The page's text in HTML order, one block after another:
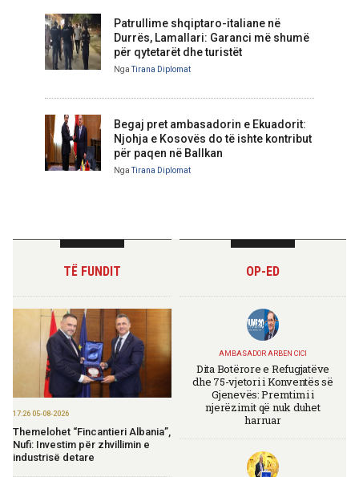
Patrullime shqiptaro-italiane në
Durrës, Lamallari: Garanci më shumë
për qytetarët dhe turistët
NgaTirana Diplomat
Begaj pret ambasadorin e Ekuadorit:
Njohja e Kosovës do të ishte kontribut
për paqen në Ballkan
NgaTirana Diplomat
TË FUNDIT
17:26 05-08-2026
Themelohet “Fincantieri Albania”,
Nufi: Investim për zhvillimin e
industrisë detare
OP-ED
AMBASADOR ARBEN CICI
Dita Botërore e Refugjatëve
dhe 75-vjetori i Konventës së
Gjenevës: Premtimi i
njerëzimit që nuk duhet
harruar